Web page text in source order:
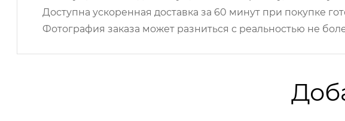
Доступна ускоренная доставка за 60 минут при покупке
Фотография заказа может разниться с реальностью не